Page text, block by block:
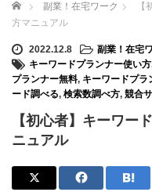
ホーム 副業！在宅ワーク
方マニュアル
2022.12.8 副業！在宅
キーワードプランナー使い方
プランナー無料, キーワードプラ
ード調べる, 検索数調べ方, 競合
【初心者】キーワー
ニュアル